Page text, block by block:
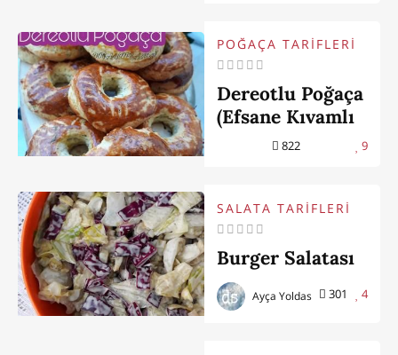
POĞAÇA TARİFLERİ
Dereotlu Poğaça
(Efsane Kıvamlı
- Tecrübelerim
822 9
SALATA TARİFLERİ
Burger Salatası
301 4
Ayça Yoldas